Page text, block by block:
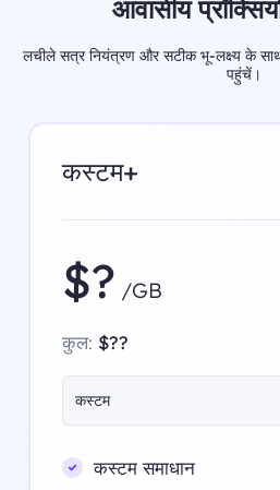
आवासीय
लचीले सत्र नियंत्रण और सटीक भू-लक्ष्य के
पहुंचें।
कस्टम+
$? /GB
कुल: $??
कस्टम
कस्टम समाधान